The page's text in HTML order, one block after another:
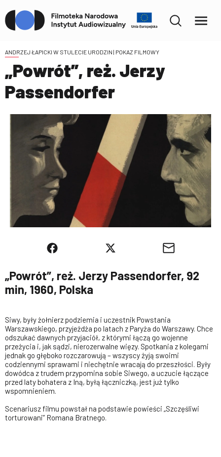
ANDRZEJ ŁAPICKI W STULECIE URODZIN | POKAZ FILMOWY
„Powrót”, reż. Jerzy
Passendorfer
„Powrót”, reż. Jerzy Passendorfer, 92
min, 1960, Polska
Siwy, były żołnierz podziemia i uczestnik Powstania
Warszawskiego, przyjeżdża po latach z Paryża do Warszawy. Chce
odszukać dawnych przyjaciół, z którymi łączą go wojenne
przeżycia i, jak sądzi, nierozerwalne więzy. Spotkania z kolegami
jednak go głęboko rozczarowują – wszyscy żyją swoimi
codziennymi sprawami i niechętnie wracają do przeszłości. Były
dowódca z trudem przypomina sobie Siwego, a uczucie łączące
przed laty bohatera z Iną, byłą łączniczką, jest już tylko
wspomnieniem.
Scenariusz filmu powstał na podstawie powieści „Szczęśliwi
torturowani” Romana Bratnego.